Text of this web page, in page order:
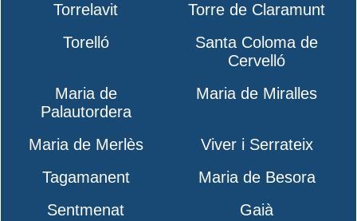
Torrelavit
Torre de Claramunt
Torelló
Santa Coloma de
Cervelló
Maria de
Palautordera
Maria de Miralles
Maria de Merlès
Viver i Serrateix
Tagamanent
Maria de Besora
Sentmenat
Gaià